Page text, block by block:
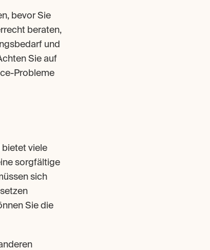
bevor Sie
beraten,
und
Sie auf
Probleme
bietet viele
sorgfältige
sich
Sie die